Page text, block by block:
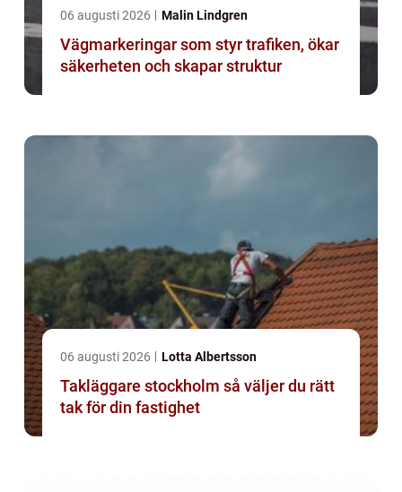
06 augusti 2026 Malin Lindgren
Vägmarkeringar som styr trafiken, ökar
säkerheten och skapar struktur
06 augusti 2026 Lotta Albertsson
Takläggare stockholm så väljer du rätt
tak för din fastighet